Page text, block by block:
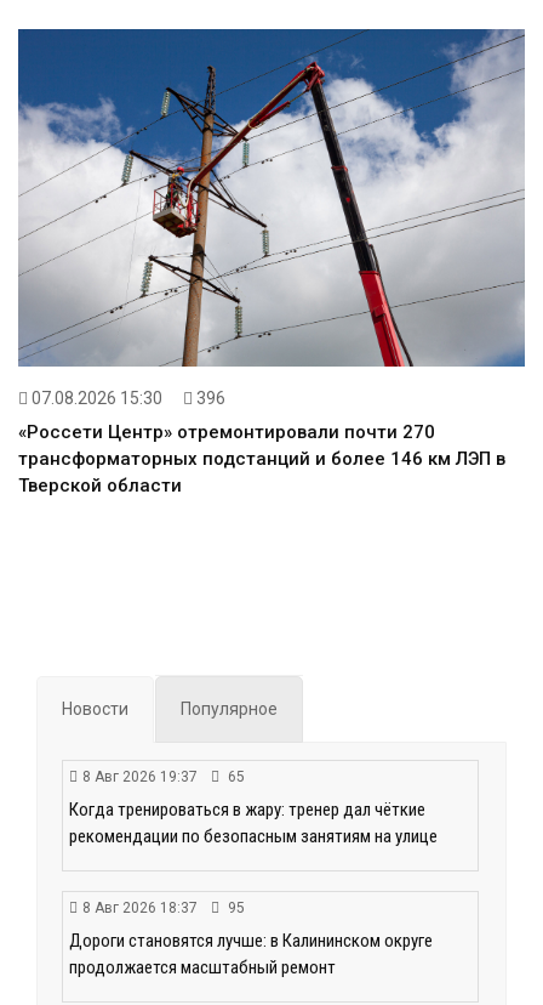
07.08.2026 15:30 396
«Россети Центр» отремонтировали почти 270
трансформаторных подстанций и более 146 км ЛЭП в
Тверской области
Новости Популярное
8 Авг 2026 19:37 65
Когда тренироваться в жару: тренер дал чёткие
рекомендации по безопасным занятиям на улице
8 Авг 2026 18:37 95
Дороги становятся лучше: в Калининском округе
продолжается масштабный ремонт